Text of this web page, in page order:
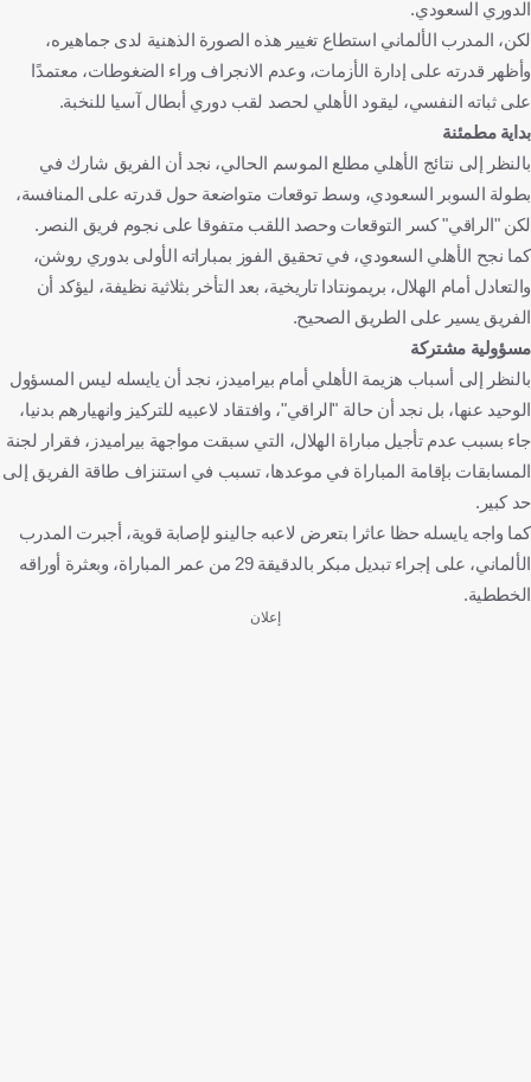
الدوري السعودي.
لكن، المدرب الألماني استطاع تغيير هذه الصورة الذهنية لدى جماهيره،
وأظهر قدرته على إدارة الأزمات، وعدم الانجراف وراء الضغوطات، معتمدًا
على ثباته النفسي، ليقود الأهلي لحصد لقب دوري أبطال آسيا للنخبة.
بداية مطمئنة
بالنظر إلى نتائج الأهلي مطلع الموسم الحالي، نجد أن الفريق شارك في
بطولة السوبر السعودي، وسط توقعات متواضعة حول قدرته على المنافسة،
لكن "الراقي" كسر التوقعات وحصد اللقب متفوقا على نجوم فريق النصر.
كما نجح الأهلي السعودي، في تحقيق الفوز بمباراته الأولى بدوري روشن،
والتعادل أمام الهلال، بريمونتادا تاريخية، بعد التأخر بثلاثية نظيفة، ليؤكد أن
الفريق يسير على الطريق الصحيح.
مسؤولية مشتركة
بالنظر إلى أسباب هزيمة الأهلي أمام بيراميدز، نجد أن يايسله ليس المسؤول
الوحيد عنها، بل نجد أن حالة "الراقي"، وافتقاد لاعبيه للتركيز وانهيارهم بدنيا،
جاء بسبب عدم تأجيل مباراة الهلال، التي سبقت مواجهة بيراميدز، فقرار لجنة
المسابقات بإقامة المباراة في موعدها، تسبب في استنزاف طاقة الفريق إلى
حد كبير.
كما واجه يايسله حظا عاثرا بتعرض لاعبه جالينو لإصابة قوية، أجبرت المدرب
الألماني، على إجراء تبديل مبكر بالدقيقة 29 من عمر المباراة، وبعثرة أوراقه
الخططية.
إعلان